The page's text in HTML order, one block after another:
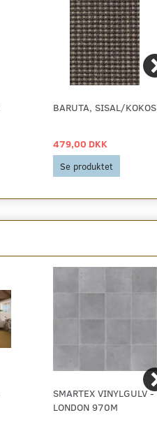
BARUTA, SISAL/KOKOS
479,00 DKK
Se produktet
SMARTEX VINYLGULV -
LONDON 970M